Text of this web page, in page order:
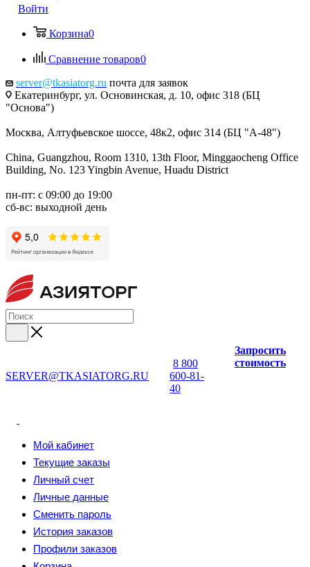
Войти
Корзина0
Сравнение товаров0
server@tkasiatorg.ru почта для заявок
Екатеринбург, ул. Основинская, д. 10, офис 318 (БЦ
"Основа")
Москва, Алтуфьевское шоссе, 48к2, офис 314 (БЦ "А-48")
China, Guangzhou, Room 1310, 13th Floor, Minggaocheng Office
Building, No. 123 Yingbin Avenue, Huadu District
пн-пт: с 09:00 до 19:00
сб-вс: выходной день
SERVER@TKASIATORG.RU
8 800
600-81-
40
Запросить
стоимость
Мой кабинет
Текущие заказы
Личный счет
Личные данные
Сменить пароль
История заказов
Профили заказов